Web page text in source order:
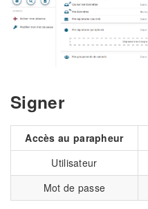
Signer
Accès au parapheur
Utilisateur
Mot de passe